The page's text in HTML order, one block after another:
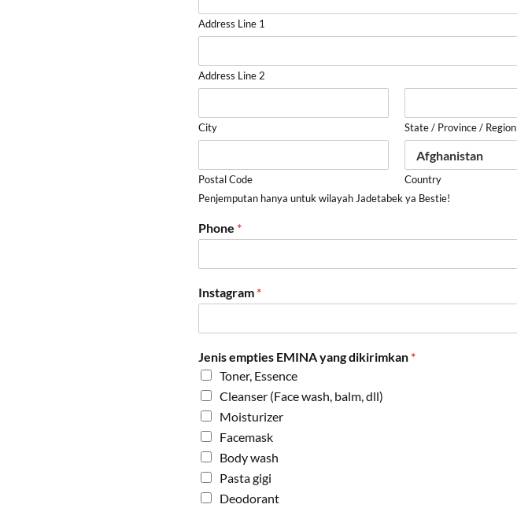
Address Line 1
Address Line 2
City State / Province / Region
Postal Code
Country
Penjemputan hanya untuk wilayah Jadetabek ya Bestie!
Phone *
Instagram *
Jenis empties EMINA yang dikirimkan *
Toner, Essence
Cleanser (Face wash, balm, dll)
Moisturizer
Facemask
Body wash
Pasta gigi
Deodorant